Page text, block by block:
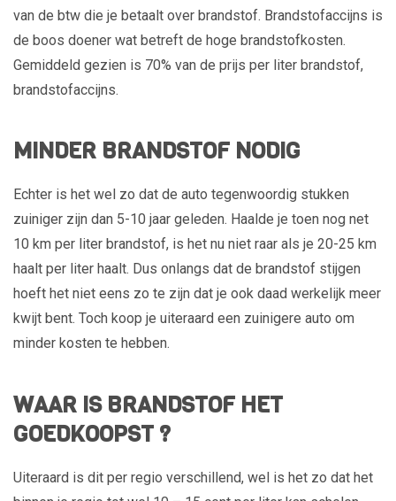
van de btw die je betaalt over brandstof. Brandstofaccijns is
de boos doener wat betreft de hoge brandstofkosten.
Gemiddeld gezien is 70% van de prijs per liter brandstof,
brandstofaccijns.
MINDER BRANDSTOF NODIG
Echter is het wel zo dat de auto tegenwoordig stukken
zuiniger zijn dan 5-10 jaar geleden. Haalde je toen nog net
10 km per liter brandstof, is het nu niet raar als je 20-25 km
haalt per liter haalt. Dus onlangs dat de brandstof stijgen
hoeft het niet eens zo te zijn dat je ook daad werkelijk meer
kwijt bent. Toch koop je uiteraard een zuinigere auto om
minder kosten te hebben.
WAAR IS BRANDSTOF HET
GOEDKOOPST ?
Uiteraard is dit per regio verschillend, wel is het zo dat het